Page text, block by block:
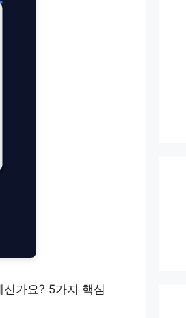
가요? 5가지 핵심